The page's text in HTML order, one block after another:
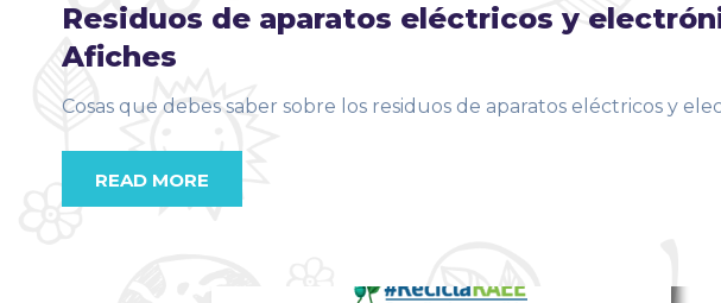
Residuos de aparatos eléctricos y
Afiches
Cosas que debes saber sobre los residuos de aparatos eléctricos y
READ MORE